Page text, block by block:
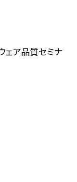
ェア品質セミナ